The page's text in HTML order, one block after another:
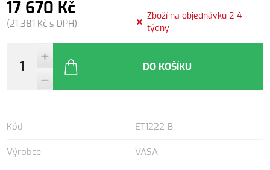
17 670 Kč
(21 381 Kč s DPH)
Zboží na objednávku 2-4
týdny
DO KOŠÍKU
Kód ET1222-B
Výrobce VASA